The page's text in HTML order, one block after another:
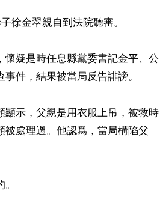
徐金翠親自到法院聽審。
疑是時任息縣黨委書記金平、公
件，結果被當局反告誹謗。
示，父親是用衣服上吊，被救時
處理過。他認爲，當局構陷父